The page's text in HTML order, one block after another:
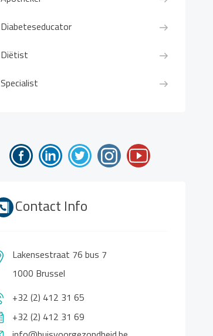
Diabeteseducator
Diëtist
Specialist
Contact Info
Lakensestraat 76 bus 7
1000 Brussel
+32 (2) 412 31 65
+32 (2) 412 31 69